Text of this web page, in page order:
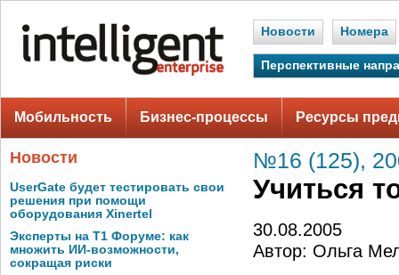
Новости Номера
Перспективные
Мобильность Бизнес-процессы Ресурсы
Новости
UserGate будет тестировать свои
решения при помощи
оборудования Xinertel
Эксперты на Т1 Форуме: как
множить ИИ-возможности,
сокращая риски
№16 (125),
Учиться
30.08.2005
Автор: Ольга